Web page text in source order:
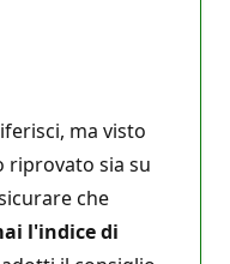
ma visto
riprovato sia su
che
l'indice di